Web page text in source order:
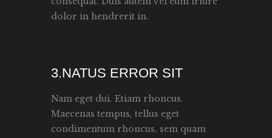
dolor in hendrerit in.
3.NATUS ERROR SIT
Nam eget dui. Etiam rhoncus.
Maecenas tempus, tellus eget
condimentum rhoncus, sem quam